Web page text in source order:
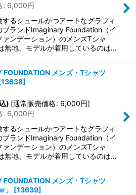
: 6,000円
るシュールかつアートなグラフィ
ブランドImaginary Foundation（イ
ァンデーション）のメンズTシャ
無地、モデルが着用しているのは…
メンズ・Tシャツ
13638]
) [通常販売価格: 6,000円]
: 6,000円
るシュールかつアートなグラフィ
ブランドImaginary Foundation（イ
ァンデーション）のメンズTシャ
無地、モデルが着用しているのは…
メンズ・Tシャツ
」
[13639]